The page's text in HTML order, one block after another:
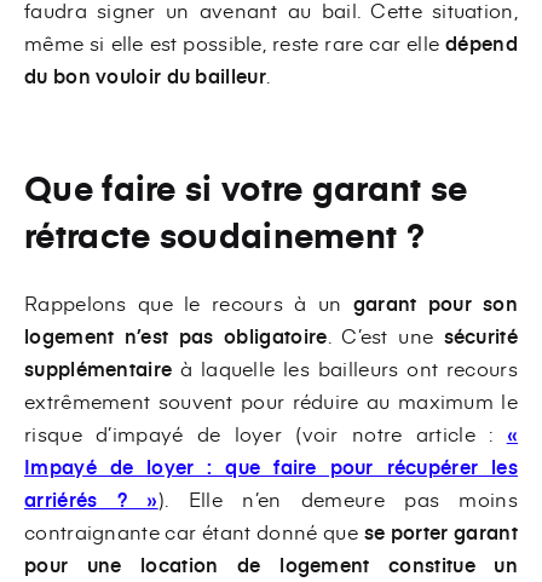
faudra signer un avenant au bail. Cette situation,
même si elle est possible, reste rare car elledépend
du bon vouloir du bailleur.
Que faire si votre garant se
rétracte soudainement ?
Rappelons que le recours à un garant pour son
logement n’est pas obligatoire. C’est une sécurité
supplémentaire à laquelle les bailleurs ont recours
extrêmement souvent pour réduire au maximum le
risque d’impayé de loyer (voir notre article : «
Impayé de loyer : que faire pour récupérer les
arriérés ? »). Elle n’en demeure pas moins
contraignante car étant donné que se porter garant
pour une location de logement constitue un